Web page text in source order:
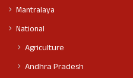
Mantralaya
National
Agriculture
Andhra Pradesh